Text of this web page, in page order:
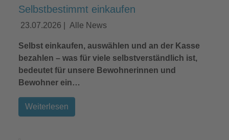
Selbstbestimmt einkaufen
23.07.2026 Alle News
Selbst einkaufen, auswählen und an der Kasse
bezahlen – was für viele selbstverständlich ist,
bedeutet für unsere Bewohnerinnen und
Bewohner ein…
Weiterlesen